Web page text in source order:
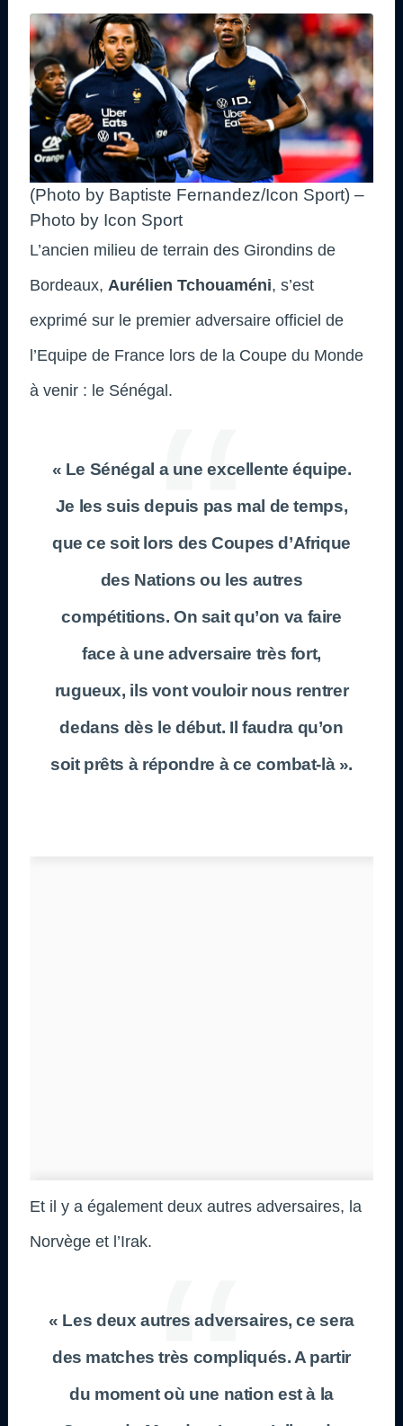
(Photo by Baptiste Fernandez/Icon Sport) –
Photo by Icon Sport
L’ancien milieu de terrain des Girondins de
Bordeaux, Aurélien Tchouaméni, s’est
exprimé sur le premier adversaire officiel de
l’Equipe de France lors de la Coupe du Monde
à venir : le Sénégal.
« Le Sénégal a une excellente équipe.
Je les suis depuis pas mal de temps,
que ce soit lors des Coupes d’Afrique
des Nations ou les autres
compétitions. On sait qu’on va faire
face à une adversaire très fort,
rugueux, ils vont vouloir nous rentrer
dedans dès le début. Il faudra qu’on
soit prêts à répondre à ce combat-là ».
Et il y a également deux autres adversaires, la
Norvège et l’Irak.
« Les deux autres adversaires, ce sera
des matches très compliqués. A partir
du moment où une nation est à la